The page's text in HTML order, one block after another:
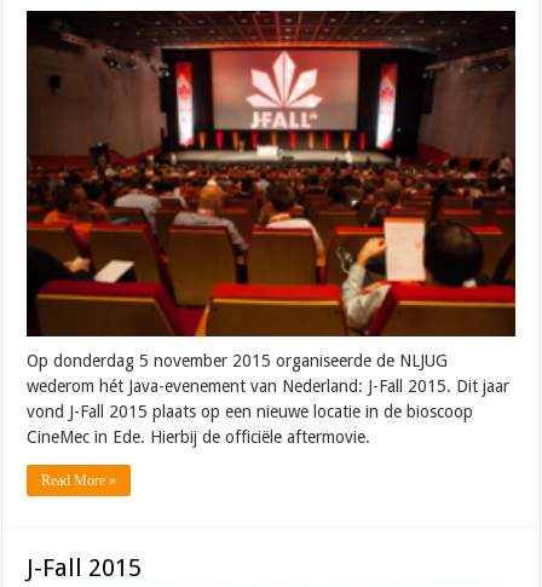
Op donderdag 5 november 2015 organiseerde de NLJUG
wederom hét Java-evenement van Nederland: J-Fall 2015. Dit jaar
vond J-Fall 2015 plaats op een nieuwe locatie in de bioscoop
CineMec in Ede. Hierbij de officiële aftermovie.
Read More »
J-Fall 2015